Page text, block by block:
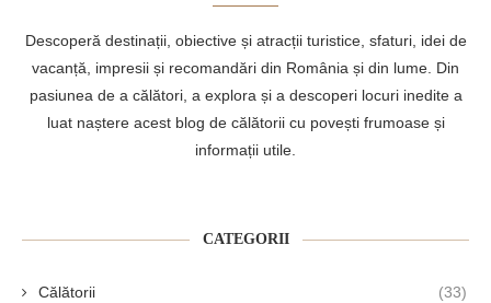
Descoperă destinații, obiective și atracții turistice, sfaturi, idei de
vacanță, impresii și recomandări din România și din lume. Din
pasiunea de a călători, a explora și a descoperi locuri inedite a
luat naștere acest blog de călătorii cu povești frumoase și
informații utile.
CATEGORII
Călătorii (33)